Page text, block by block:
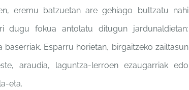
eremu batzuetanare gehiago bultzatu nahi
dugu fokuaantolatu ditugun jardunaldietan:
baserriak. Esparru horietan, birgaitzeko zailtasun
araudia, laguntza-lerroen ezaugarriak edo
eta.